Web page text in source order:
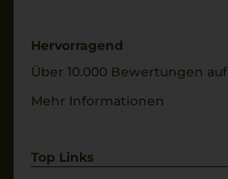
Hervorragend
Über 10.000 Bewertungen auf
Mehr Informationen
Top Links